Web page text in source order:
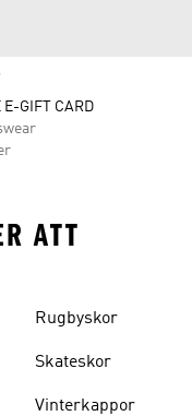
E-GIFT CARD
ATT
Rugbyskor
Skateskor
Vinterkappor